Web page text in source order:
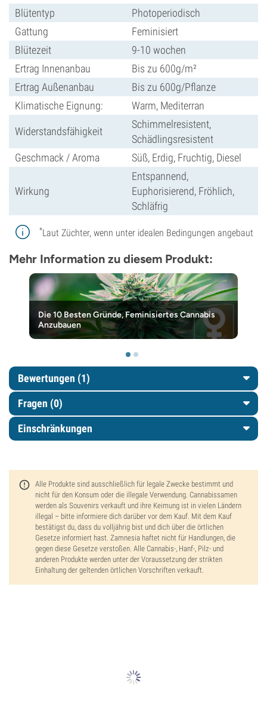
Blütentyp
Photoperiodisch
Gattung
Feminisiert
Blütezeit
9-10 wochen
Ertrag Innenanbau
Bis zu 600g/m²
Ertrag Außenanbau
Bis zu 600g/Pflanze
Klimatische Eignung:
Warm, Mediterran
Widerstandsfähigkeit
Schimmelresistent,
Schädlingsresistent
Geschmack / Aroma
Süß, Erdig, Fruchtig, Diesel
Wirkung
Entspannend,
Euphorisierend, Fröhlich,
Schläfrig
*Laut Züchter, wenn unter idealen Bedingungen angebaut
Mehr Information zu diesem Produkt:
Die 10 Besten Gründe, Feminisiertes Cannabis
Anzubauen
Bewertungen (1)
Fragen (0)
Einschränkungen
Alle Produkte sind ausschließlich für legale Zwecke bestimmt und
nicht für den Konsum oder die illegale Verwendung. Cannabissamen
werden als Souvenirs verkauft und ihre Keimung ist in vielen Ländern
illegal – bitte informiere dich darüber vor dem Kauf. Mit dem Kauf
bestätigst du, dass du volljährig bist und dich über die örtlichen
Gesetze informiert hast. Zamnesia haftet nicht für Handlungen, die
gegen diese Gesetze verstoßen. Alle Cannabis-, Hanf-, Pilz- und
anderen Produkte werden unter der Voraussetzung der strikten
Einhaltung der geltenden örtlichen Vorschriften verkauft.